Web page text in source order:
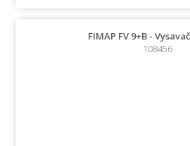
FIMAP FV 9+B -
108456